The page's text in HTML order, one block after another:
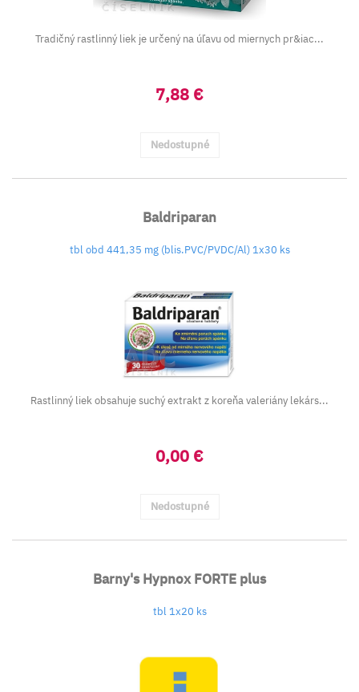
Tradičný rastlinný liek je určený na úľavu od miernych pr&iac...
7,88 €
Nedostupné
Baldriparan
tbl obd 441,35 mg (blis.PVC/PVDC/Al) 1x30 ks
Rastlinný liek obsahuje suchý extrakt z koreňa valeriány lekárs...
0,00 €
Nedostupné
Barny's Hypnox FORTE plus
tbl 1x20 ks